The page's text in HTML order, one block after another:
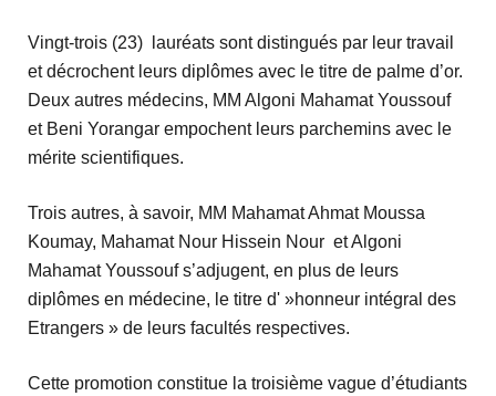
Vingt-trois (23) lauréats sont distingués par leur travail
et décrochent leurs diplômes avec le titre de palme d’or.
Deux autres médecins, MM Algoni Mahamat Youssouf
et Beni Yorangar empochent leurs parchemins avec le
mérite scientifiques.
Trois autres, à savoir, MM Mahamat Ahmat Moussa
Koumay, Mahamat Nour Hissein Nour et Algoni
Mahamat Youssouf s’adjugent, en plus de leurs
diplômes en médecine, le titre d' »honneur intégral des
Etrangers » de leurs facultés respectives.
Cette promotion constitue la troisième vague d’étudiants